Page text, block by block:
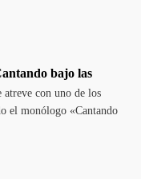
bajo las
atreve con uno de los
el monólogo «Cantando